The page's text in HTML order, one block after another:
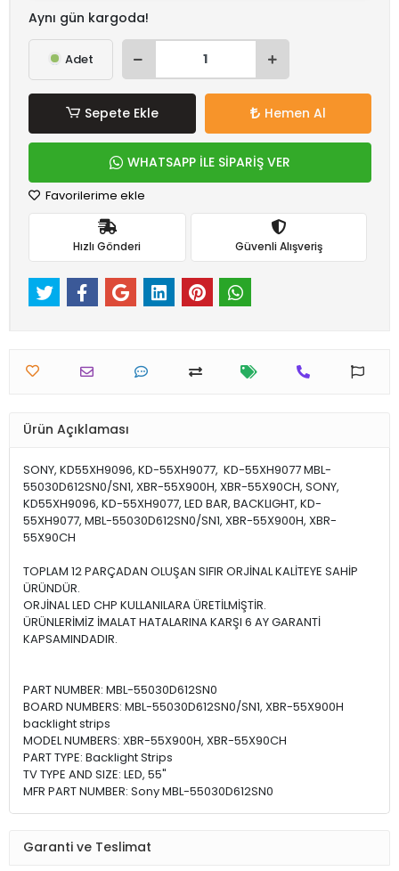
Aynı gün kargoda!
Adet
Sepete Ekle Hemen Al
WHATSAPP İLE SİPARİŞ VER
Favorilerime ekle
Hızlı Gönderi Güvenli Alışveriş
Ürün Açıklaması
SONY, KD55XH9096, KD-55XH9077, KD-55XH9077 MBL-
55030D612SN0/SN1, XBR-55X900H, XBR-55X90CH, SONY,
KD55XH9096, KD-55XH9077, LED BAR, BACKLIGHT, KD-
55XH9077, MBL-55030D612SN0/SN1, XBR-55X900H, XBR-
55X90CH
TOPLAM 12 PARÇADAN OLUŞAN SIFIR ORJİNAL KALİTEYE SAHİP
ÜRÜNDÜR.
ORJİNAL LED CHP KULLANILARA ÜRETİLMİŞTİR.
ÜRÜNLERİMİZ İMALAT HATALARINA KARŞI 6 AY GARANTİ
KAPSAMINDADIR.
PART NUMBER: MBL-55030D612SN0
BOARD NUMBERS: MBL-55030D612SN0/SN1, XBR-55X900H
backlight strips
MODEL NUMBERS: XBR-55X900H, XBR-55X90CH
PART TYPE: Backlight Strips
TV TYPE AND SIZE: LED, 55"
MFR PART NUMBER: Sony MBL-55030D612SN0
Garanti ve Teslimat